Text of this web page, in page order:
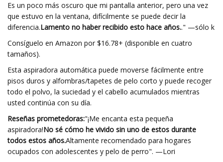
Es un poco más oscuro que mi pantalla anterior, pero una vez
que estuvo en la ventana, difícilmente se puede decir la
diferencia.Lamento no haber recibido esto hace años.." —sólo k
Consíguelo en Amazon por $16.78+ (disponible en cuatro
tamaños).
Esta aspiradora automática puede moverse fácilmente entre
pisos duros y alfombras/tapetes de pelo corto y puede recoger
todo el polvo, la suciedad y el cabello acumulados mientras
usted continúa con su día.
Reseñas prometedoras:"¡Me encanta esta pequeña
aspiradora!No sé cómo he vivido sin uno de estos durante
todos estos años.Altamente recomendado para hogares
ocupados con adolescentes y pelo de perro". —Lori